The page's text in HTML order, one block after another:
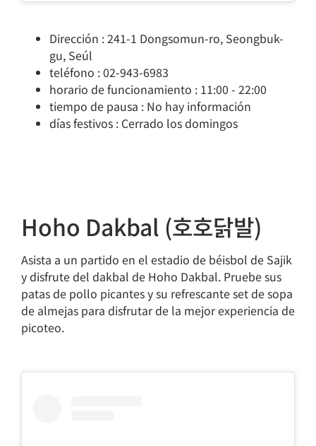
Dirección : 241-1 Dongsomun-ro, Seongbuk-
gu, Seúl
teléfono : 02-943-6983
horario de funcionamiento : 11:00 - 22:00
tiempo de pausa : No hay información
días festivos : Cerrado los domingos
Hoho Dakbal (호호닭발)
Asista a un partido en el estadio de béisbol de Sajik
y disfrute del dakbal de Hoho Dakbal. Pruebe sus
patas de pollo picantes y su refrescante set de sopa
de almejas para disfrutar de la mejor experiencia de
picoteo.